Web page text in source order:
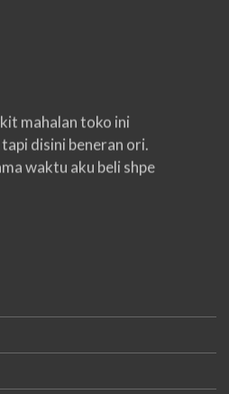
mahalan toko ini
disini beneran ori.
waktu aku beli shpe
tidak ada nama
sampek, kan bru 2 hri
punya viagra, saya